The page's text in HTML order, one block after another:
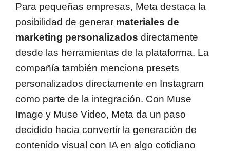
Para pequeñas empresas, Meta destaca la
posibilidad de generar materiales de
marketing personalizados directamente
desde las herramientas de la plataforma. La
compañía también menciona presets
personalizados directamente en Instagram
como parte de la integración. Con Muse
Image y Muse Video, Meta da un paso
decidido hacia convertir la generación de
contenido visual con IA en algo cotidiano